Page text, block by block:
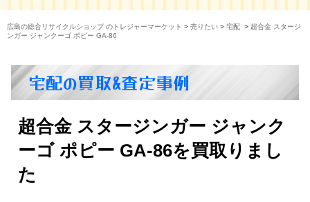
広島の総合リサイクルショップ のトレジャーマーケット > 売りたい > 宅配 > 超合金 スタージ
ンガー ジャンクーゴ ポピー GA-86
宅配の買取&査定事例
超合金 スタージンガー ジャンク
ーゴ ポピー GA-86を買取りまし
た